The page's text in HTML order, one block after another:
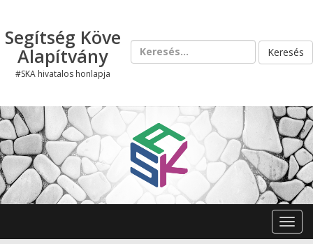
content
Segítség Köve
Alapítvány
#SKA hivatalos honlapja
Keresés: